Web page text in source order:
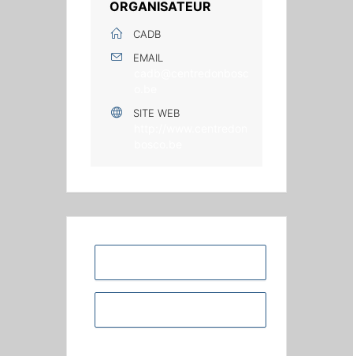
ORGANISATEUR
CADB
EMAIL
SITE WEB